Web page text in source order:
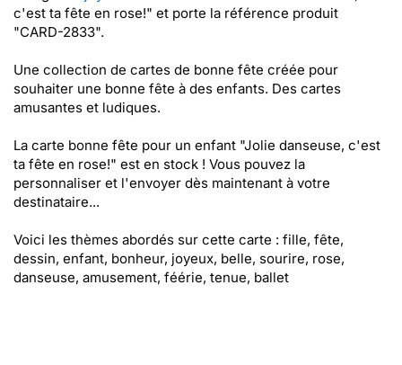
c'est ta fête en rose!" et porte la référence produit
"CARD-2833".
Une collection de cartes de bonne fête créée pour
souhaiter une bonne fête à des enfants. Des cartes
amusantes et ludiques.
La carte bonne fête pour un enfant "Jolie danseuse, c'est
ta fête en rose!" est en stock ! Vous pouvez la
personnaliser et l'envoyer dès maintenant à votre
destinataire...
Voici les thèmes abordés sur cette carte : fille, fête,
dessin, enfant, bonheur, joyeux, belle, sourire, rose,
danseuse, amusement, féérie, tenue, ballet